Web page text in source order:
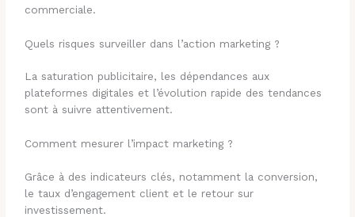
commerciale.
Quels risques surveiller dans l’action marketing ?
La saturation publicitaire, les dépendances aux
plateformes digitales et l’évolution rapide des tendances
sont à suivre attentivement.
Comment mesurer l’impact marketing ?
Grâce à des indicateurs clés, notamment la conversion,
le taux d’engagement client et le retour sur
investissement.